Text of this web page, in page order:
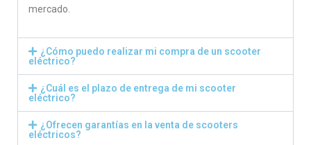
mercado.
¿Cómo puedo realizar mi compra de un scooter
eléctrico?
¿Cuál es el plazo de entrega de mi scooter
eléctrico?
¿Ofrecen garantías en la venta de scooters
eléctricos?